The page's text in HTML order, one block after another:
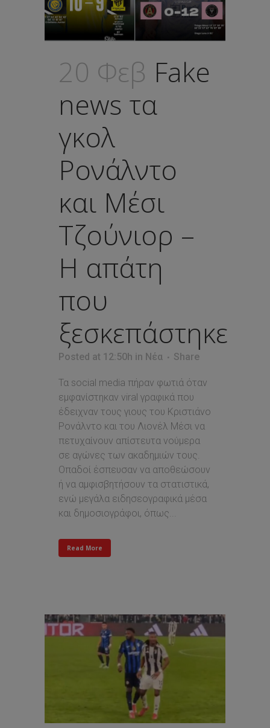
20 Φεβ Fake
news τα
γκολ
Ρονάλντο
και Μέσι
Τζούνιορ –
Η απάτη
που
ξεσκεπάστηκε
Posted at 12:50h in Νέα Share
Τα social media πήραν φωτιά όταν
εμφανίστηκαν viral γραφικά που
έδειχναν τους γιους του Κριστιάνο
Ρονάλντο και του Λιονέλ Μέσι να
πετυχαίνουν απίστευτα νούμερα
σε αγώνες των ακαδημιών τους.
Οπαδοί έσπευσαν να αποθεώσουν
ή να αμφισβητήσουν τα στατιστικά,
ενώ μεγάλα ειδησεογραφικά μέσα
και δημοσιογράφοι, όπως...
Read More